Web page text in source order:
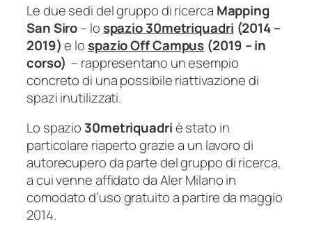
Le due sedi del gruppo di ricerca Mapping
San Siro– lo spazio 30metriquadri (2014 –
2019)e lo spazio Off Campus (2019 – in
corso) – rappresentano un esempio
concreto di una possibile riattivazione di
spazi inutilizzati.
Lo spazio 30metriquadriè stato in
particolare riaperto grazie a un lavoro di
autorecupero da parte del gruppo di ricerca,
a cui venne affidato da Aler Milano in
comodato d’uso gratuito a partire da maggio
2014.